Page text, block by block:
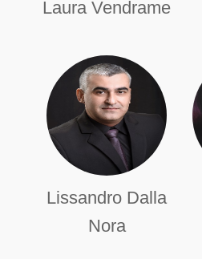
Laura Vendrame
Lissandro Dalla
Nora